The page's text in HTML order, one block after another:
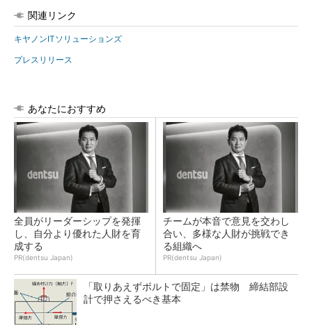
関連リンク
キヤノンITソリューションズ
プレスリリース
あなたにおすすめ
全員がリーダーシップを発揮
し、自分より優れた人財を育
成する
PR(dentsu Japan)
チームが本音で意見を交わし
合い、多様な人財が挑戦でき
る組織へ
PR(dentsu Japan)
「取りあえずボルトで固定」は禁物 締結部設
計で押さえるべき基本